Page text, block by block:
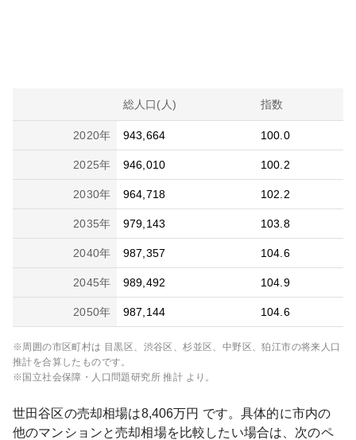
総人口(人) 指数
2020年 943,664 100.0
2025年 946,010 100.2
2030年 964,718 102.2
2035年 979,143 103.8
2040年 987,357 104.6
2045年 989,492 104.9
2050年 987,144 104.6
※周囲の市区町村は 目黒区、渋谷区、杉並区、中野区、狛江市の将来人口
推計を合算したものです。
※国立社会保障・人口問題研究所 推計 より。
世田谷区の売却相場は8,406万円 です。具体的に市内の
他のマンションと売却相場を比較したい場合は、次のペ